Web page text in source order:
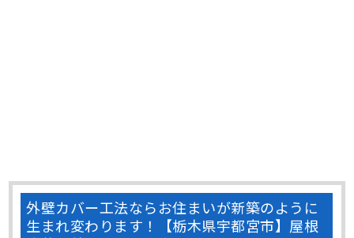
外壁カバー工法ならお住まいが新築のように
生まれ変わります！【栃木県宇都宮市】屋根